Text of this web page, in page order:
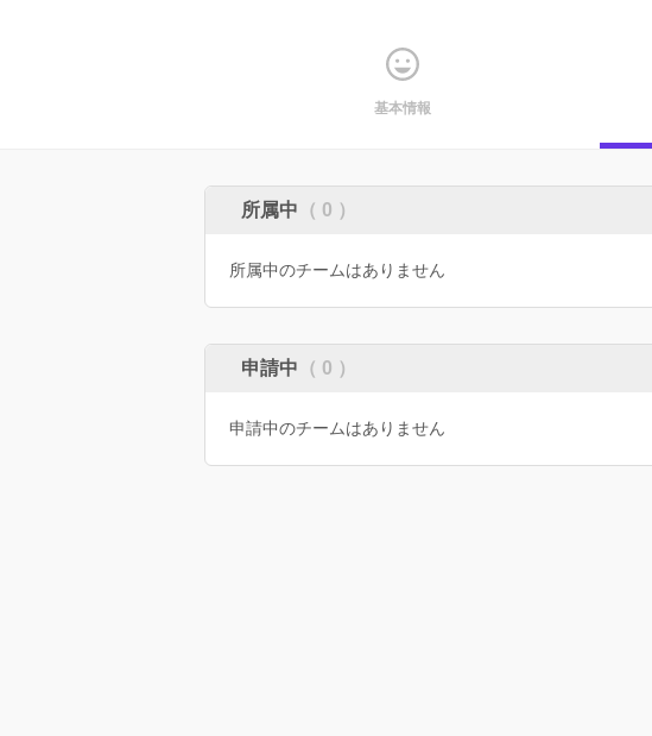
基本情報
所属中 （ 0 ）
所属中のチームはありません
申請中 （ 0 ）
申請中のチームはありません